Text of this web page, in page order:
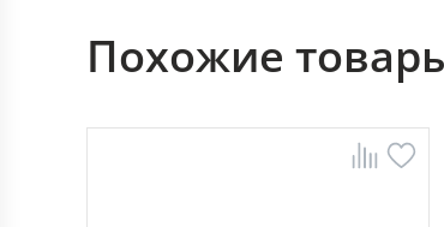
Похожие